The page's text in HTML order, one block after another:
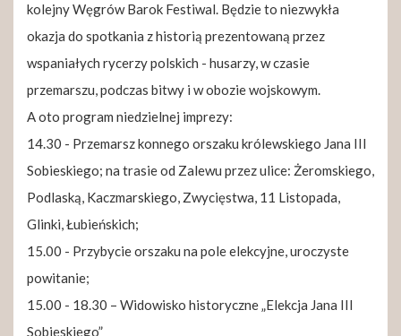
kolejny Węgrów Barok Festiwal. Będzie to niezwykła
okazja do spotkania z historią prezentowaną przez
wspaniałych rycerzy polskich - husarzy, w czasie
przemarszu, podczas bitwy i w obozie wojskowym.
A oto program niedzielnej imprezy:
14.30 - Przemarsz konnego orszaku królewskiego Jana III
Sobieskiego; na trasie od Zalewu przez ulice: Żeromskiego,
Podlaską, Kaczmarskiego, Zwycięstwa, 11 Listopada,
Glinki, Łubieńskich;
15.00 - Przybycie orszaku na pole elekcyjne, uroczyste
powitanie;
15.00 - 18.30 – Widowisko historyczne „Elekcja Jana III
Sobieskiego”